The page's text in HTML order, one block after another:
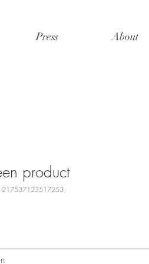
Press About
product
217537123517253